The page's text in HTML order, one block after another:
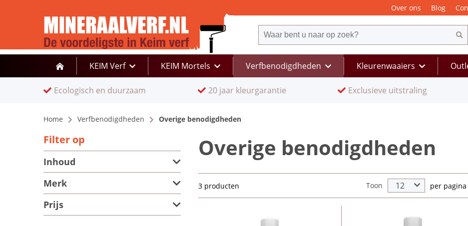
Over ons Blog
KEIM Verf KEIM Mortels Verfbenodigdheden Kleurenwaaiers
Ecologisch en duurzaam 20 jaar kleurgarantie Exclusieve uitstraling
Home Verfbenodigdheden Overige benodigdheden
Overige benodigdheden
3 producten Toon per pagina
Filter op
Inhoud
500 ml
Merk
GO!Paint
Prijs